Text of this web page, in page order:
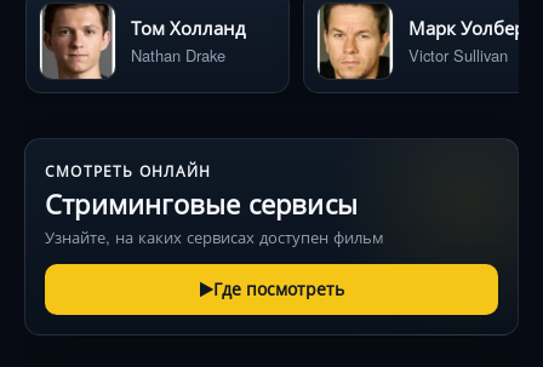
Том Холланд
Nathan Drake
Марк Уолберг
Victor Sullivan
СМОТРЕТЬ ОНЛАЙН
Стриминговые сервисы
Узнайте, на каких сервисах доступен фильм
Где посмотреть